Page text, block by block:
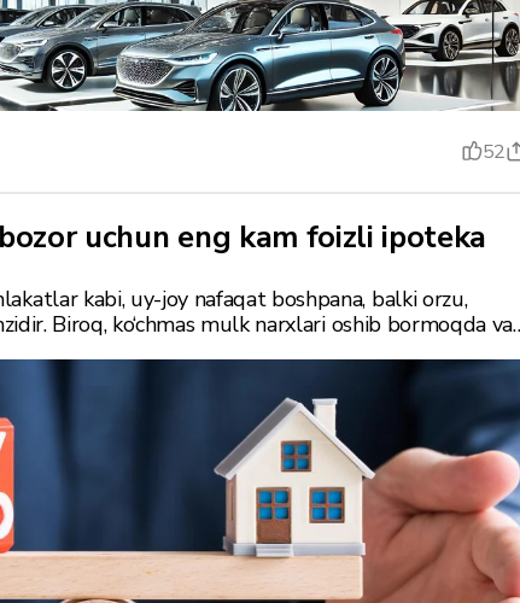
52
uchun eng kam foizli ipoteka
kabi, uy-joy nafaqat boshpana, balki orzu,
Biroq, ko‘chmas mulk narxlari oshib bormoqda va
aylanadi. Ammo eng foydali kreditni tanlash va qarz
e’tibor qaratish kerak?